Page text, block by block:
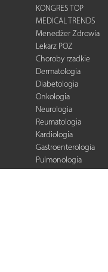
KONGRES TOP
MEDICAL TRENDS
Menedżer Zdrowia
Lekarz POZ
Choroby rzadkie
Dermatologia
Diabetologia
Onkologia
Neurologia
Reumatologia
Kardiologia
Gastroenterologia
Pulmonologia
Ginekologia